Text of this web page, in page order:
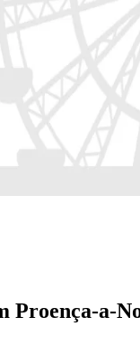
Proença-a-